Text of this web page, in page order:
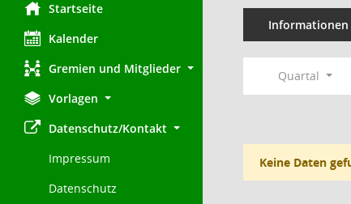
Startseite
Kalender
Gremien und Mitglieder
Vorlagen
Datenschutz/Kontakt
Impressum
Datenschutz
Informationen
Quartal
Keine Daten